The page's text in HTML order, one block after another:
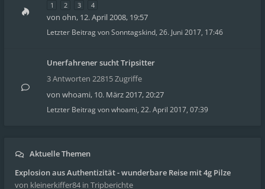
1 2 3 4
von ohn, 12. April 2008, 19:57
Letzter Beitrag vonSonntagskind, 26. Juni 2017, 17:46
Unerfahrener sucht Tripsitter
3 Antworten 22815 Zugriffe
von whoami, 10. März 2017, 20:27
Letzter Beitrag vonwhoami, 22. April 2017, 07:39
Aktuelle Themen
Explosion aus Authentizität - wunderbare Reise mit 4g Pilze
von kleinerkiffer84 in Tripberichte